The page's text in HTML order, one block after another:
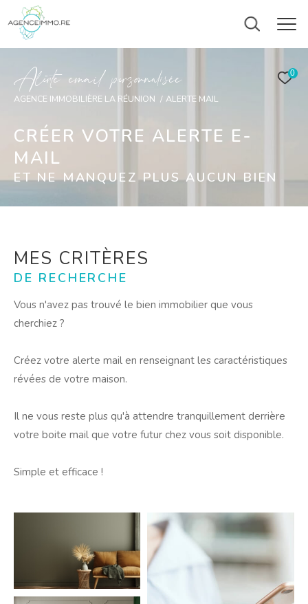
0
Alete emai pesonaiée
AGENCE IMMOBILIÈRE LA RÉUNION ALERTE MAIL
CRÉER VOTRE ALERTE E-
MAIL
ET NE MANQUEZ PLUS AUCUN BIEN
MES CRITÈRES
DE RECHERCHE
Vous n'avez pas trouvé le bien immobilier que vous
cherchiez ?
Créez votre alerte mail en renseignant les caractéristiques
révées de votre maison.
Il ne vous reste plus qu'à attendre tranquillement derrière
votre boite mail que votre futur chez vous soit disponible.
Simple et efficace !